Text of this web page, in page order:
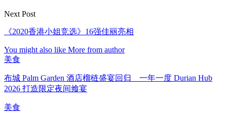
Next Post
《2020香港小姐竞选》16强佳丽亮相
You might also like More from author
美食
布城 Palm Garden 酒店榴梿盛宴回归 一年一度 Durian Hub
2026 打造限定夜间飨宴
美食